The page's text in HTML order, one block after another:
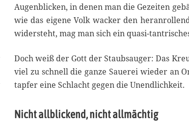
Augenblicken, in denen man die Gezeiten
wie das eigene Volk wacker den
widersteht, mag man sich ein quasi-
Doch weiß der Gott der Staubsauger: Das
viel zu schnell die ganze Sauerei wieder an
tapfer eine Schlacht gegen die Unendlichkeit.
Nicht allblickend, nicht allmächtig